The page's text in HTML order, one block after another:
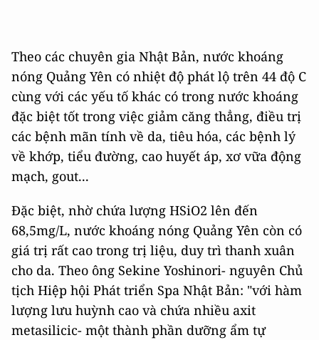
Theo các chuyên gia Nhật Bản, nước khoáng
nóng Quảng Yên có nhiệt độ phát lộ trên 44 độ C
cùng với các yếu tố khác có trong nước khoáng
đặc biệt tốt trong việc giảm căng thẳng, điều trị
các bệnh mãn tính về da, tiêu hóa, các bệnh lý
về khớp, tiểu đường, cao huyết áp, xơ vữa động
mạch, gout...
Đặc biệt, nhờ chứa lượng HSiO2 lên đến
68,5mg/L, nước khoáng nóng Quảng Yên còn có
giá trị rất cao trong trị liệu, duy trì thanh xuân
cho da. Theo ông Sekine Yoshinori- nguyên Chủ
tịch Hiệp hội Phát triển Spa Nhật Bản: "với hàm
lượng lưu huỳnh cao và chứa nhiều axit
metasilicic- một thành phần dưỡng ẩm tự